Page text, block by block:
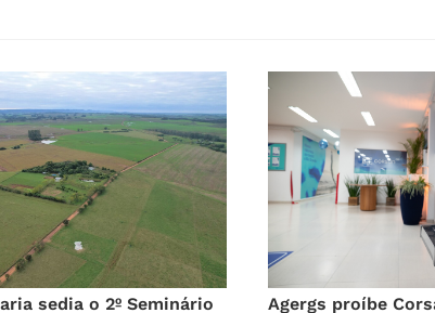
sedia o 2º Seminário Agergs proíbe